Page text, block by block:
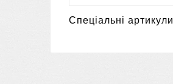
Спеціальні артикули